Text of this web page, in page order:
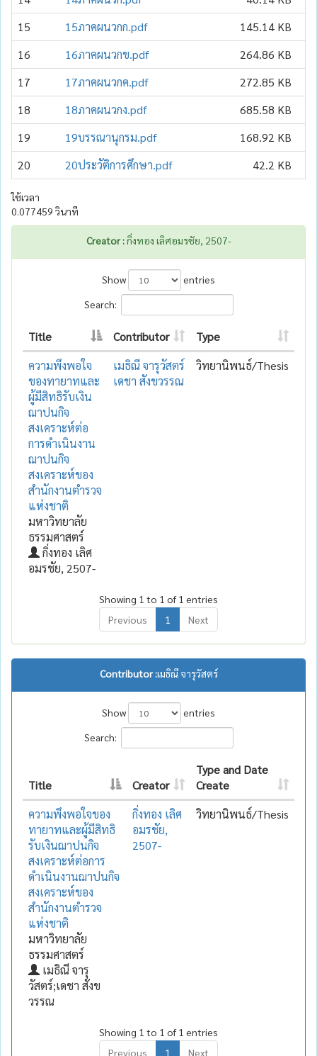
15
15ภาคผนวกก.pdf
145.14 KB
16
16ภาคผนวกข.pdf
264.86 KB
17
17ภาคผนวกค.pdf
272.85 KB
18
18ภาคผนวกง.pdf
685.58 KB
19
19บรรณานุกรม.pdf
168.92 KB
20
20ประวัติการศึกษา.pdf 42.2 KB
ใช้เวลา
0.077459 วินาที
Creator :กิ่งทอง เลิศอมรชัย, 2507-
Show
entries
Search:
Title Contributor
Type
ความพึงพอใจ
ของทายาทและ
ผู้มีสิทธิรับเงิน
ฌาปนกิจ
สงเคราะห์ต่อ
การดำเนินงาน
ฌาปนกิจ
สงเคราะห์ของ
สำนักงานตำรวจ
แห่งชาติ
มหาวิทยาลัย
ธรรมศาสตร์
กิ่งทอง เลิศ
อมรชัย, 2507-
เมธิณี จารุวัสตร์
เดชา สังขวรรณ
วิทยานิพนธ์/Thesis
Showing 1 to 1 of 1 entries
Previous
1 Next
Contributor :เมธิณี จารุวัสตร์
Show
entries
Search:
Title Creator
Type and Date
Create
ความพึงพอใจของ
ทายาทและผู้มีสิทธิ
รับเงินฌาปนกิจ
สงเคราะห์ต่อการ
ดำเนินงานฌาปนกิจ
สงเคราะห์ของ
สำนักงานตำรวจ
แห่งชาติ
มหาวิทยาลัย
ธรรมศาสตร์
เมธิณี จารุ
วัสตร์;เดชา สังข
วรรณ
กิ่งทอง เลิศ
อมรชัย,
2507-
วิทยานิพนธ์/Thesis
Showing 1 to 1 of 1 entries
Previous
1 Next